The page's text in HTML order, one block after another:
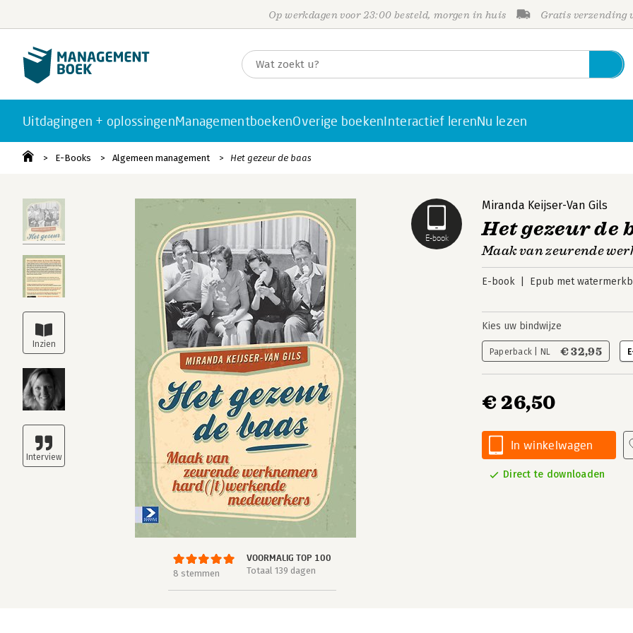
Op werkdagen voor 23:00 besteld, morgen in huis Gratis verzending
Uitdagingen + oplossingenManagementboekenOverige boekenInteractief lerenNu lezen
E-Books Algemeen management Het gezeur de baas
E-book
8 stemmen
VOORMALIG TOP 100
Totaal 139 dagen
Miranda Keijser-Van Gils
Het gezeur de
Maak van zeurende
E-book Epub met
Kies uw bindwijze
Paperback | NL € 32,95
€ 26,50
In winkelwagen
Direct te downloaden